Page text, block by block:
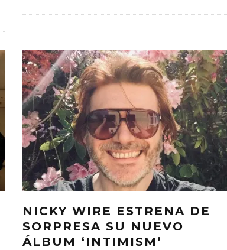
NICKY WIRE ESTRENA DE
SORPRESA SU NUEVO
ÁLBUM ‘INTIMISM’